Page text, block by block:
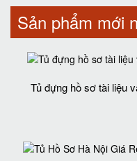
Sản phẩm mới
Tủ đựng hồ sơ tài liệu